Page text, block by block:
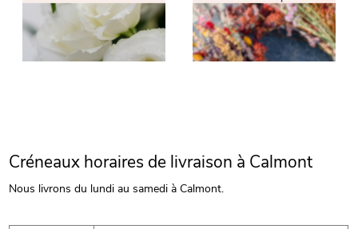
Créneaux horaires de livraison à Calmont
Nous livrons du lundi au samedi à Calmont.